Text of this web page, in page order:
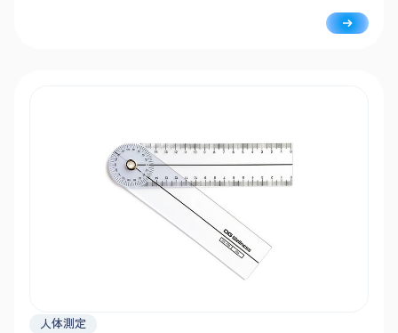
人体測定